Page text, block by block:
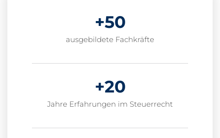
ausgebildete Fachkräfte
+50
Jahre Erfahrungen im Steuerrecht
+20